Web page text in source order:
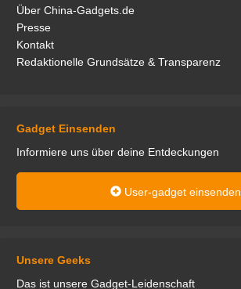
Über China-Gadgets.de
Presse
Kontakt
Redaktionelle Grundsätze & Transparenz
Gadget Einsenden
Informiere uns über deine Entdeckungen
User-gadget einsenden
Unsere Geeks
Das ist unsere Gadget-Leidenschaft